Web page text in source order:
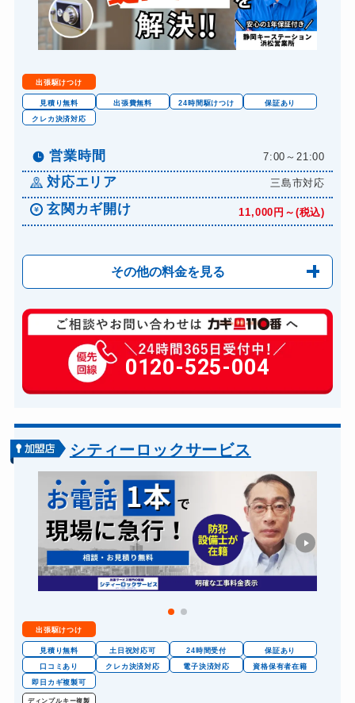
出張駆けつけ
見積り無料 出張費無料 24時間駆けつけ
保証あり
クレカ決済対応
営業時間 7:00～21:00
対応エリア 三島市対応
玄関カギ開け 11,000円～(税込)
その他の料金を見る
玄関カギ修理 6,600円～(税込)
玄関カギ作成 14,300円～(税込)
玄関カギ交換 14,300円～(税込)
バイクカギ開け 13,200円～(税込)
バイクカギ作成 16,500円～(税込)
スーツケースカギ開け 8,800円～(税込)
スーツケースカギ作成 8,800円～(税込)
金庫カギ開け 14,300円～(税込)
金庫カギ修理 11,000円～(税込)
ロッカーカギ開け 8,800円～(税込)
ドアノブカギ開け 10,780円～(税込)
ドアノブカギ作成
0120-525-004
シティーロックサービス
出張駆けつけ
見積り無料 土日祝対応可 24時間受付
保証あり
口コミあり
クレカ決済対応 電子決済対応
資格保有者在籍
即日カギ複製可
ディンプルキー複製